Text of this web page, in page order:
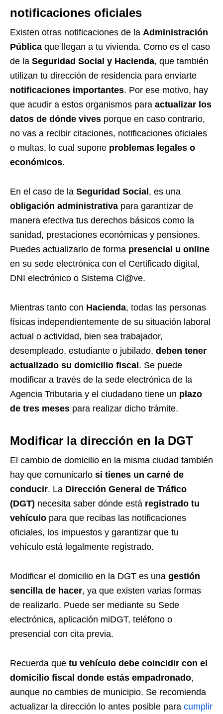
notificaciones oficiales
Existen otras notificaciones de la Administración
Pública que llegan a tu vivienda. Como es el caso
de la Seguridad Social y Hacienda, que también
utilizan tu dirección de residencia para enviarte
notificaciones importantes. Por ese motivo, hay
que acudir a estos organismos para actualizar los
datos de dónde vives porque en caso contrario,
no vas a recibir citaciones, notificaciones oficiales
o multas, lo cual supone problemas legales o
económicos.
En el caso de la Seguridad Social, es una
obligación administrativa para garantizar de
manera efectiva tus derechos básicos como la
sanidad, prestaciones económicas y pensiones.
Puedes actualizarlo de forma presencial u online
en su sede electrónica con el Certificado digital,
DNI electrónico o Sistema Cl@ve.
Mientras tanto con Hacienda, todas las personas
físicas independientemente de su situación laboral
actual o actividad, bien sea trabajador,
desempleado, estudiante o jubilado, deben tener
actualizado su domicilio fiscal. Se puede
modificar a través de la sede electrónica de la
Agencia Tributaria y el ciudadano tiene un plazo
de tres meses para realizar dicho trámite.
Modificar la dirección en la DGT
El cambio de domicilio en la misma ciudad también
hay que comunicarlo si tienes un carné de
conducir. La Dirección General de Tráfico
(DGT) necesita saber dónde está registrado tu
vehículo para que recibas las notificaciones
oficiales, los impuestos y garantizar que tu
vehículo está legalmente registrado.
Modificar el domicilio en la DGT es una gestión
sencilla de hacer, ya que existen varias formas
de realizarlo. Puede ser mediante su Sede
electrónica, aplicación miDGT, teléfono o
presencial con cita previa.
Recuerda que tu vehículo debe coincidir con el
domicilio fiscal donde estás empadronado,
aunque no cambies de municipio. Se recomienda
actualizar la dirección lo antes posible para cumplir